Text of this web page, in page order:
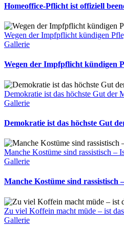
Homeoffice-Pflicht ist offiziell
Wegen der Impfpflicht kündigen
Gallerie
Wegen der Impfpflicht kündigen
Demokratie ist das höchste Gut der
Gallerie
Demokratie ist das höchste Gut
Manche Kostüme sind rassistisch –
Gallerie
Manche Kostüme sind rassistisch
Zu viel Koffein macht müde – ist
Gallerie